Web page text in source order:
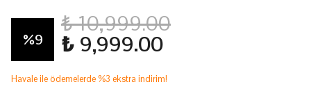
%9
₺ 10,999.00
₺ 9,999.00
Havale ile ödemelerde %3 ekstra indirim!